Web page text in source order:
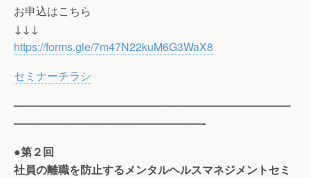
お申込はこちら
↓↓↓
https://forms.gle/7m47N22kuM6G3WaX8
セミナーチラシ
—————————————————————————
—————————————————-
●第２回
社員の離職を防止するメンタルヘルスマネジメントセミ